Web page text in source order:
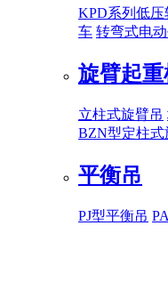
KPD系列低
车 转弯式电
旋臂起重
立柱式旋臂吊
BZN型定柱式
平衡吊
PJ型平衡吊